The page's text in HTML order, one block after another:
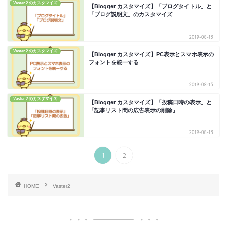
Vaster２のカスタマイズ
【Blogger カスタマイズ】「ブログタイトル」と
「ブログ説明文」のカスタマイズ
2019-08-13
Vaster２のカスタマイズ
【Blogger カスタマイズ】PC表示とスマホ表示の
フォントを統一する
2019-08-13
Vaster２のカスタマイズ
【Blogger カスタマイズ】「投稿日時の表示」と
「記事リスト間の広告表示の削除」
2019-08-13
1 2
HOME Vaster2